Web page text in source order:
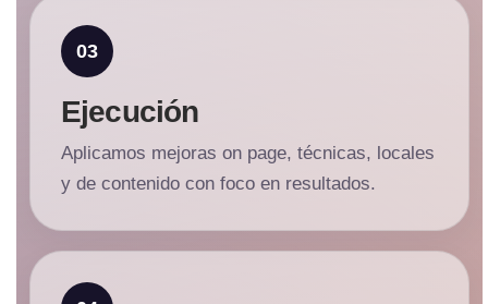
Ejecución
Aplicamos mejoras on page, técnicas, locales
y de contenido con foco en resultados.